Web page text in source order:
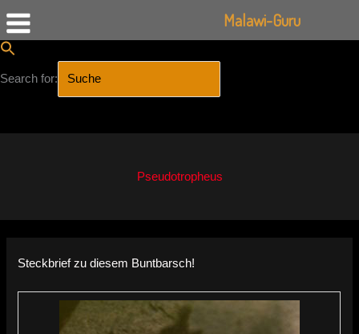
Search for:
Pseudotropheus
Steckbrief zu diesem Buntbarsch!
Malawi-Guru